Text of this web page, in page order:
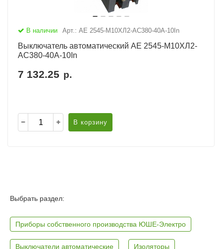
В наличии Арт.: АЕ 2545-М10ХЛ2-AC380-40А-10In
Выключатель автоматический АЕ 2545-М10ХЛ2-
AC380-40А-10In
7 132.25 р.
В корзину
Выбрать раздел:
Приборы собственного производства ЮШЕ-Электро
Выключатели автоматические Изоляторы